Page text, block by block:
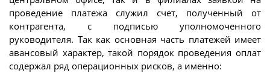
проведение платежа служил счет, полученный от
контрагента, с подписью уполномоченного
руководителя. Так как основная часть платежей имеет
авансовый характер, такой порядок проведения оплат
содержал ряд операционных рисков, а именно: